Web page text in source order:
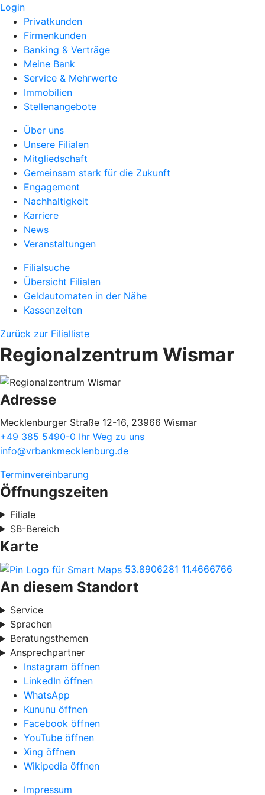
Login
Privatkunden
Firmenkunden
Banking & Verträge
Meine Bank
Service & Mehrwerte
Immobilien
Stellenangebote
Über uns
Unsere Filialen
Mitgliedschaft
Gemeinsam stark für die Zukunft
Engagement
Nachhaltigkeit
Karriere
News
Veranstaltungen
Filialsuche
Übersicht Filialen
Geldautomaten in der Nähe
Kassenzeiten
Zurück zur Filialliste
Regionalzentrum Wismar
Adresse
Mecklenburger Straße 12-16, 23966 Wismar
+49 385 5490-0 Ihr Weg zu uns
info@vrbankmecklenburg.de
Terminvereinbarung
Öffnungszeiten
Filiale
SB-Bereich
Karte
53.8906281 11.4666766
An diesem Standort
Service
Sprachen
Beratungsthemen
Ansprechpartner
Instagram öffnen
LinkedIn öffnen
WhatsApp
Kununu öffnen
Facebook öffnen
YouTube öffnen
Xing öffnen
Wikipedia öffnen
Impressum